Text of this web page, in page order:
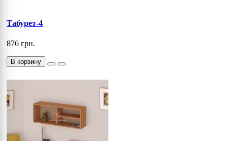
Табурет-4
876 грн.
В корзину